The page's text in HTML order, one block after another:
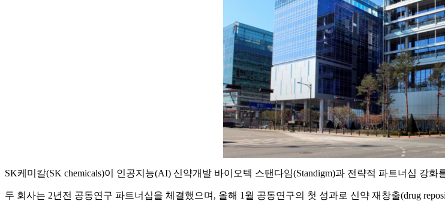
SK케미칼(SK chemicals)이 인공지능(AI) 신약개발 바이오텍 스탠다임(Standigm)과 전략적 파트너십 강
두 회사는 2년전 공동연구 파트너십을 체결했으며, 올해 1월 공동연구의 첫 성과로 신약 재창출(drug